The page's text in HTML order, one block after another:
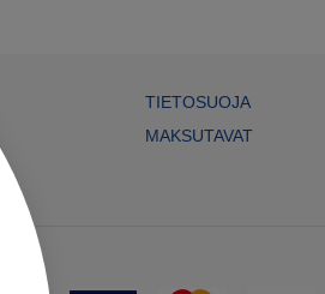
TIETOSUOJA
MAKSUTAVAT